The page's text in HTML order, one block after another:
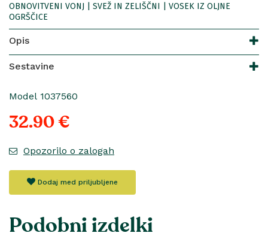
OBNOVITVENI VONJ | SVEŽ IN ZELIŠČNI | VOSEK IZ OLJNE
OGRŠČICE
Opis
Sestavine
Model 1037560
32.90 €
Opozorilo o zalogah
Dodaj med priljubljene
Podobni izdelki